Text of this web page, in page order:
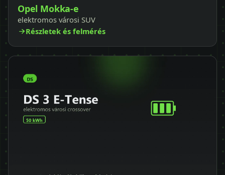
Opel Mokka-e
elektromos városi SUV
Részletek és felmérés